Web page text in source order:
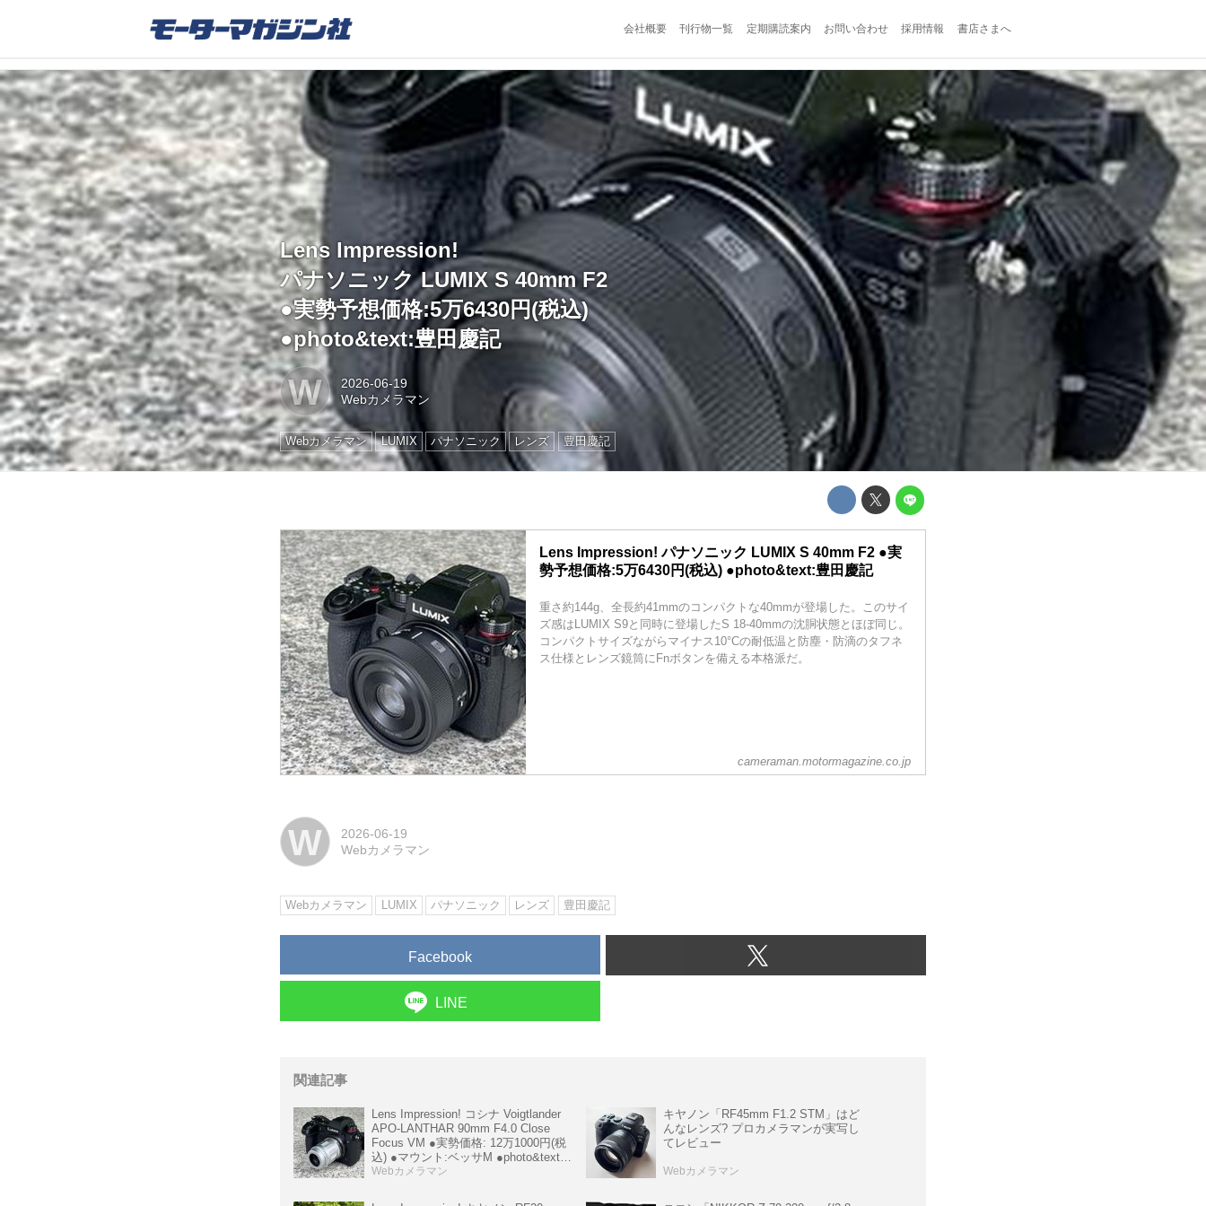
会社概要 刊行物一覧 定期購読案内 お問い合わせ 採用情報 書店さまへ
Lens Impression!
パナソニック LUMIX S 40mm F2
●実勢予想価格:5万6430円(税込)
●photo&text:豊田慶記
W
2026-06-19
Webカメラマン
Webカメラマン LUMIX パナソニック レンズ 豊田慶記
Lens Impression! パナソニック LUMIX S 40mm F2 ●実
勢予想価格:5万6430円(税込) ●photo&text:豊田慶記
重さ約144g、全長約41mmのコンパクトな40mmが登場した。このサイ
ズ感はLUMIX S9と同時に登場したS 18-40mmの沈胴状態とほぼ同じ。
コンパクトサイズながらマイナス10°Cの耐低温と防塵・防滴のタフネ
ス仕様とレンズ鏡筒にFnボタンを備える本格派だ。
cameraman.motormagazine.co.jp
W
2026-06-19
Webカメラマン
Webカメラマン LUMIX パナソニック レンズ 豊田慶記
Facebook
LINE
関連記事
Lens Impression! コシナ Voigtlander
APO-LANTHAR 90mm F4.0 Close
Focus VM ●実勢価格: 12万1000円(税
込) ●マウント:ベッサM ●photo&text:
豊田慶記
Webカメラマン
キヤノン「RF45mm F1.2 STM」はど
んなレンズ? プロカメラマンが実写し
てレビュー
Webカメラマン